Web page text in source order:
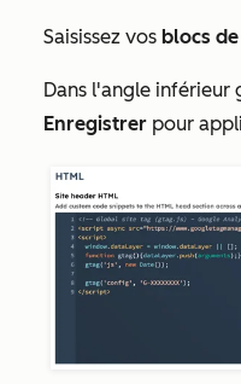
Saisissez vos blocs
Dans l'angle inférieur
Enregistrer pour